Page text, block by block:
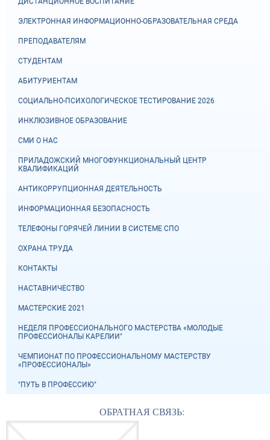
ЭЛЕКТРОННАЯ ИНФОРМАЦИОННО-ОБРАЗОВАТЕЛЬНАЯ СРЕДА
ПРЕПОДАВАТЕЛЯМ
СТУДЕНТАМ
АБИТУРИЕНТАМ
СОЦИАЛЬНО-ПСИХОЛОГИЧЕСКОЕ ТЕСТИРОВАНИЕ 2026
ИНКЛЮЗИВНОЕ ОБРАЗОВАНИЕ
СМИ О НАС
ПРИЛАДОЖСКИЙ МНОГОФУНКЦИОНАЛЬНЫЙ ЦЕНТР
КВАЛИФИКАЦИЙ
АНТИКОРРУПЦИОННАЯ ДЕЯТЕЛЬНОСТЬ
ИНФОРМАЦИОННАЯ БЕЗОПАСНОСТЬ
ТЕЛЕФОНЫ ГОРЯЧЕЙ ЛИНИИ В СИСТЕМЕ СПО
ОХРАНА ТРУДА
КОНТАКТЫ
НАСТАВНИЧЕСТВО
МАСТЕРСКИЕ 2021
НЕДЕЛЯ ПРОФЕССИОНАЛЬНОГО МАСТЕРСТВА «МОЛОДЫЕ
ПРОФЕССИОНАЛЫ КАРЕЛИИ"
ЧЕМПИОНАТ ПО ПРОФЕССИОНАЛЬНОМУ МАСТЕРСТВУ
«ПРОФЕССИОНАЛЫ»
"ПУТЬ В ПРОФЕССИЮ"
ОБРАТНАЯ СВЯЗЬ: